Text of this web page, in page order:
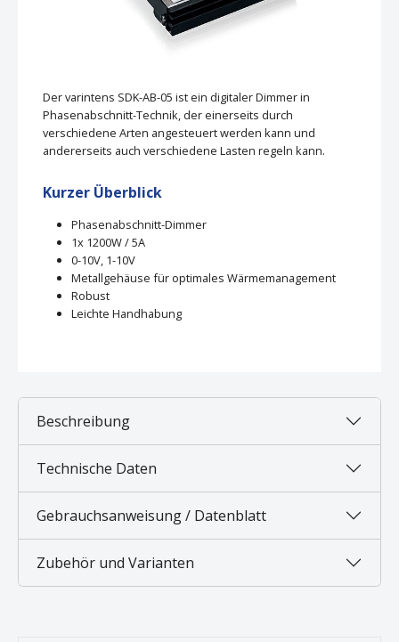
Der varintens SDK-AB-05 ist ein digitaler Dimmer in
Phasenabschnitt-Technik, der einerseits durch
verschiedene Arten angesteuert werden kann und
andererseits auch verschiedene Lasten regeln kann.
Kurzer Überblick
Phasenabschnitt-Dimmer
1x 1200W / 5A
0-10V, 1-10V
Metallgehäuse für optimales Wärmemanagement
Robust
Leichte Handhabung
Beschreibung
Technische Daten
Gebrauchsanweisung / Datenblatt
Zubehör und Varianten